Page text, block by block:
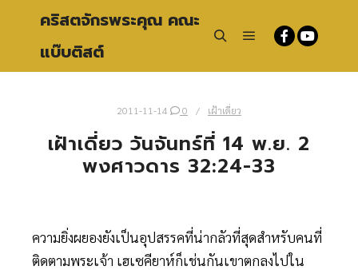
คริสตจักรพระคุณ คณะ
แบ๊บติสต์
2011-11-14 0 เฝ้าเดี่ยว
เฝ้าเดี่ยว วันจันทร์ที่ 14 พ.ย. 2
พงศาวดาร 32:24-33
ความยิ่งผยองยังเป็นอุปสรรคที่น่ากลัวที่สุดสำหรับคนที่
ติดตามพระเจ้า เฮเซคียาห์ก็เช่นกันเขาตกลงไปใน